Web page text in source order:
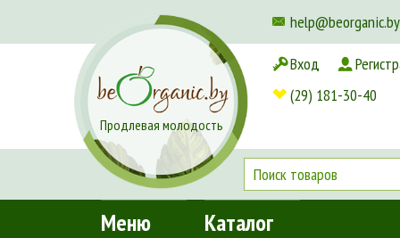
help@beorganic.by
Доставка и оплата
Продлевая молодость
Вход
(29) 181-30-40
Меню Каталог